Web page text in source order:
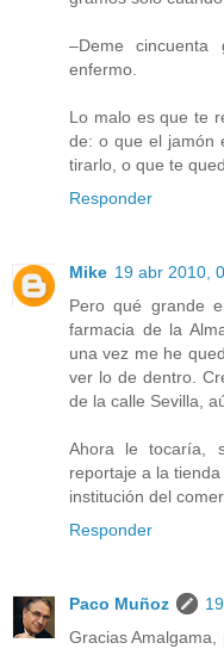
–Deme
enfermo.
Lo malo es que te
de: o que el jamón
tirarlo, o que te
Responder
Mike 19 abr 2010,
Pero qué grande
farmacia de la
una vez me he
ver lo de dentro.
de la calle Sevilla,
Ahora le tocaría,
reportaje a la
institución del
Responder
Paco Muñoz
Gracias